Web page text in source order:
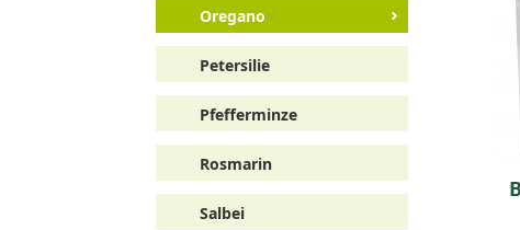
Oregano
Petersilie
Pfefferminze
Rosmarin
Salbei